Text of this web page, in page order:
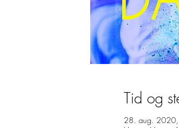
Tid og
28. aug.